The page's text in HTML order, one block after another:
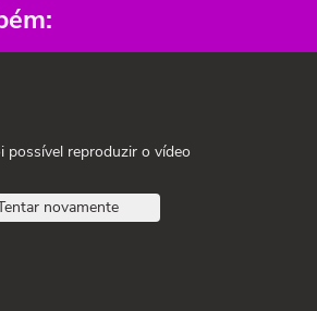
possível reproduzir o vídeo
novamente